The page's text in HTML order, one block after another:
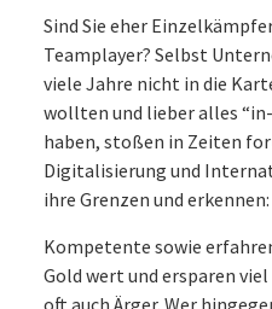
Sind Sie eher
Teamplayer? Selbst
viele Jahre nicht in die
wollten und lieber alles
haben, stoßen in Zeiten
Digitalisierung und
ihre Grenzen und erkennen:
Kompetente sowie
Gold wert und ersparen viel
oft auch Ärger. Wer